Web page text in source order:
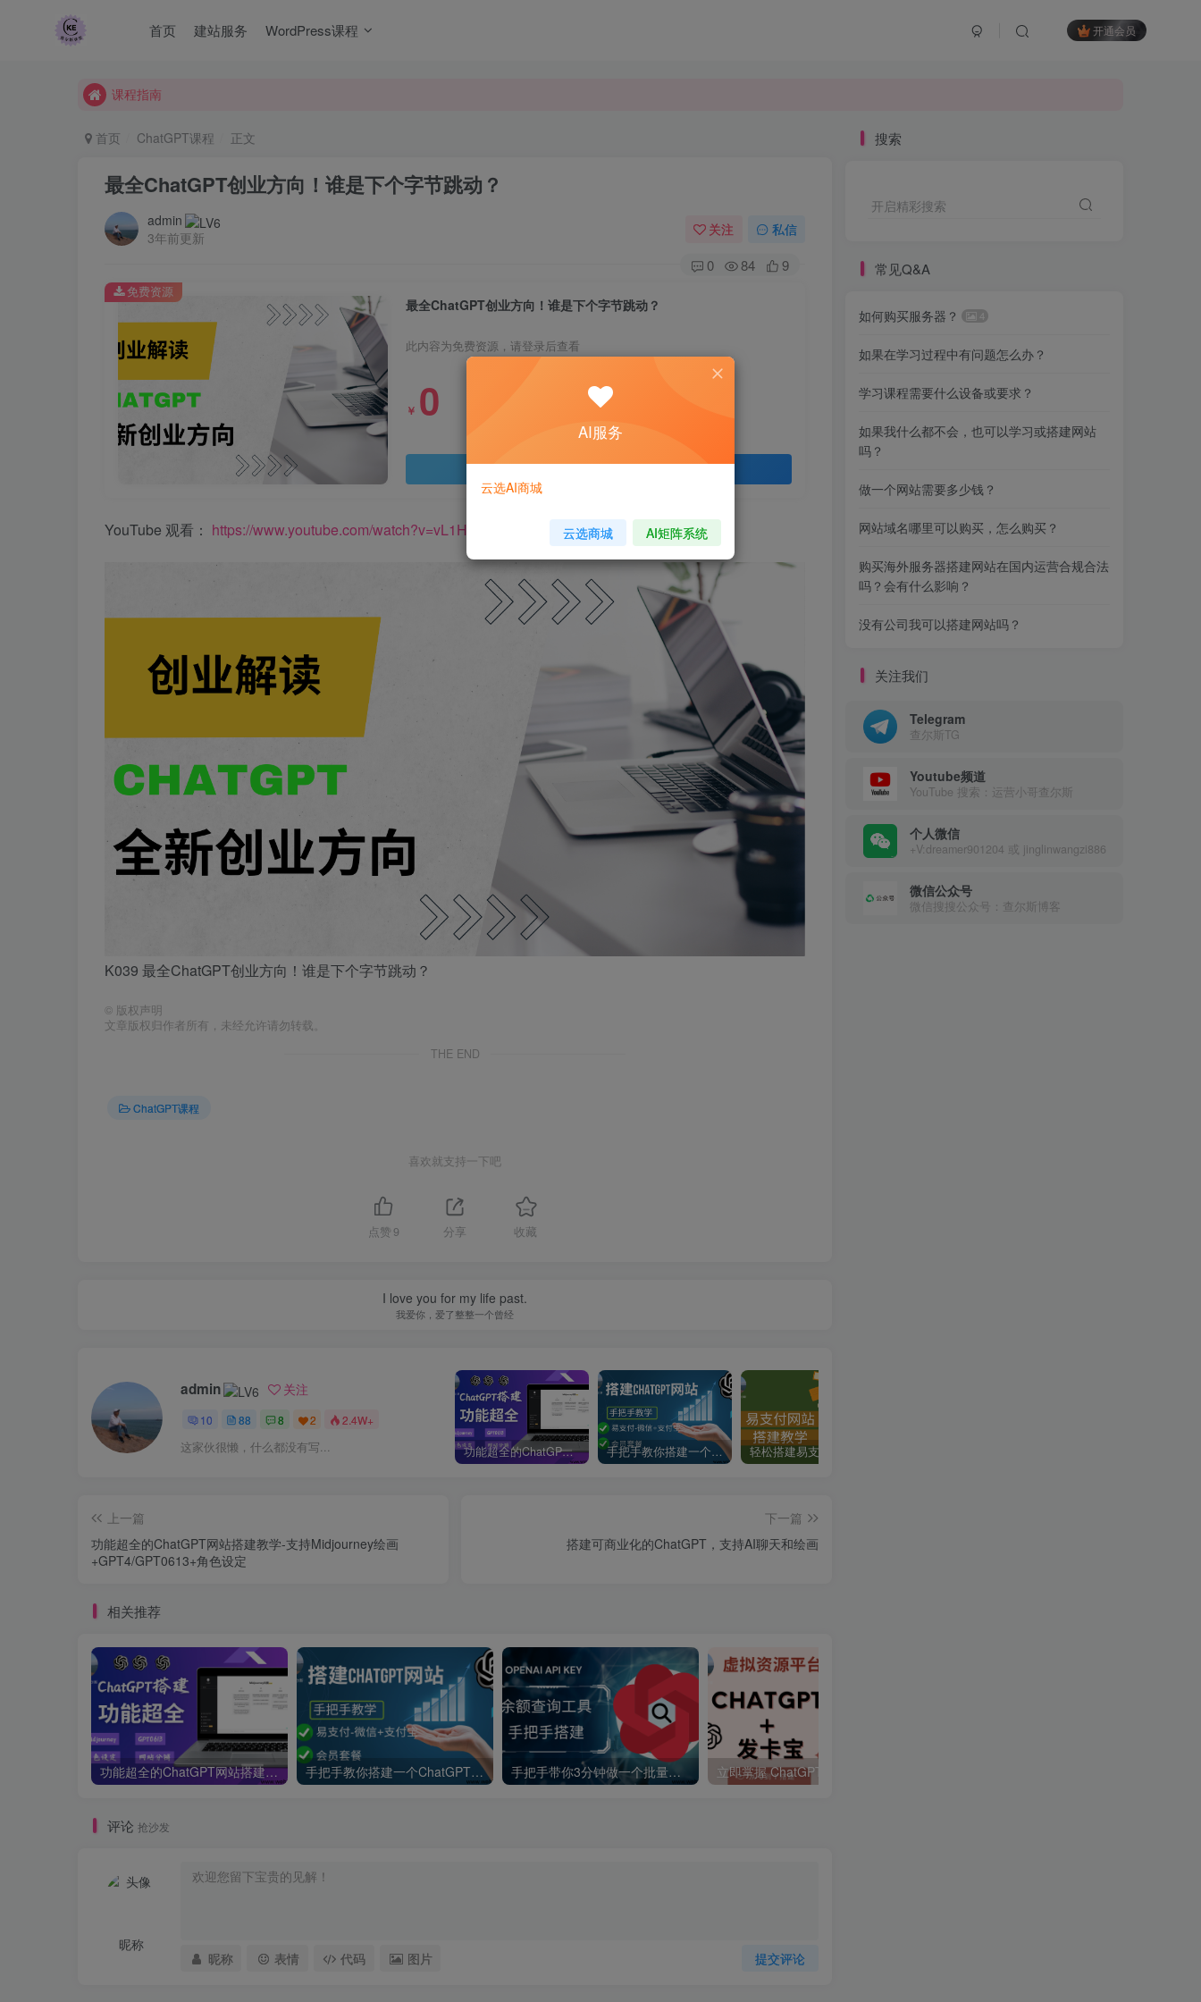
首页 建站服务 WordPress课程 开通会员
查尔斯课堂-带大家轻松玩转网赚和AI项目.
常见Q&A
首页 ChatGPT课程 正文
最全ChatGPT创业方向！谁是下个字节跳动？
admin
3年前更新
关注 私信
0 84 9
最全ChatGPT创业方向！谁是下个字节跳动？
此内容为免费资源，请登录后查看
￥ 0
登录查看
免费资源
YouTube 观看： https://www.youtube.com/watch?v=vL1H9WjzQ2A&t=10s
K039 最全ChatGPT创业方向！谁是下个字节跳动？
© 版权声明
文章版权归作者所有，未经允许请勿转载。
THE END
ChatGPT课程
喜欢就支持一下吧
点赞 9 分享 收藏
I love you for my life past.
我爱你，爱了整整一个曾经
admin 关注
10 88 8 2 2.4W+
这家伙很懒，什么都没有写... 功能超全的ChatGPT网站搭建教学-支持Midjourney绘画+GPT4/GPT0613+角色设定 手把手教你搭建一个ChatGPT聊天网站-支持会员套餐和易
上一篇
功能超全的ChatGPT网站搭建教学-支持Midjourney绘画
+GPT4/GPT0613+角色设定
下一篇
搭建可商业化的ChatGPT，支持AI聊天和绘画
相关推荐
功能超全的ChatGPT网站搭建教学-支持Midjourney绘画+GPT4/GPT0613+角色设定 手把手教你搭建一个ChatGPT聊天网站-支持会员套餐和易 手把手带你3分钟做一个批量查询 Openai API key 余额工具
评论 抢沙发
昵称
提交评论
昵称 表情 代码 图片
搜索
开启精彩搜索
常见Q&A
如何购买服务器？ 4
如果在学习过程中有问题怎么办？
学习课程需要什么设备或要求？
如果我什么都不会，也可以学习或搭建网站
吗？
做一个网站需要多少钱？
网站域名哪里可以购买，怎么购买？
购买海外服务器搭建网站在国内运营合规合法
吗？会有什么影响？
没有公司我可以搭建网站吗？
关注我们
Telegram
查尔斯TG
Youtube频道
YouTube 搜索：运营小哥查尔斯
个人微信
+V:dreamer901204 或 jinglinwangzi886
微信公众号
微信搜搜公众号：查尔斯博客
AI服务
云选AI商城
云选商城 AI矩阵系统